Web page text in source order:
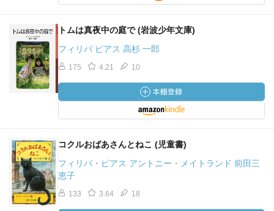
トムは真夜中の庭で (岩波少年文庫)
フィリパ ピアス 高杉 一郎
175 4.21 10
コクルおばあさんとねこ (児童書)
フィリパ・ピアス アントニー・メイトランド 前田三
恵子
133 3.64 18